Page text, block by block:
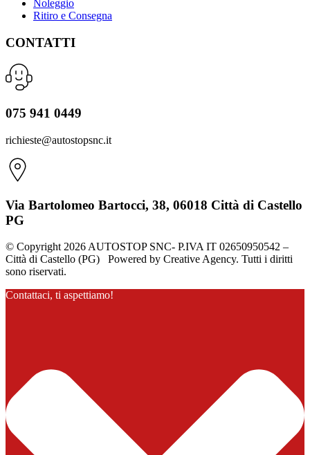
Noleggio
Ritiro e Consegna
CONTATTI
075 941 0449
richieste@autostopsnc.it
Via Bartolomeo Bartocci, 38, 06018 Città di Castello
PG
© Copyright 2026 AUTOSTOP SNC- P.IVA IT 02650950542 –
Città di Castello (PG) Powered by Creative Agency. Tutti i diritti
sono riservati.
Contattaci, ti aspettiamo!